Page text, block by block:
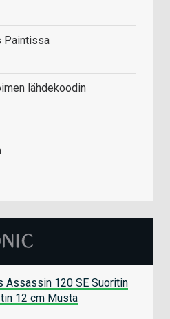
Paintissa
lähdekoodin
Assassin 120 SE Suoritin
12 cm Musta